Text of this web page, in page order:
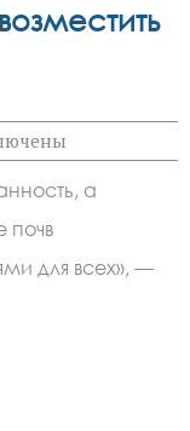
а
почв
для всех», —